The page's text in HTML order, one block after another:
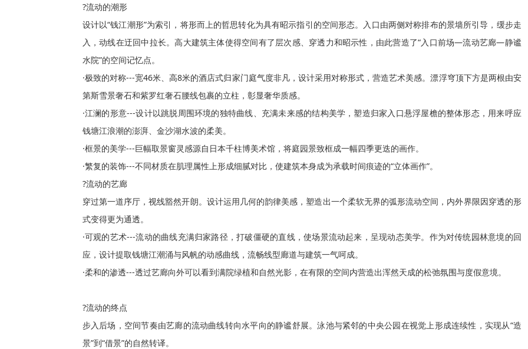
?流动的潮形
设计以“钱江潮形”为索引，将形而上的哲思转化为具有昭示指引的空间形态。入口由两侧对称排布的景墙所引导，缓步走
入，动线在迂回中拉长。高大建筑主体使得空间有了层次感、穿透力和昭示性，由此营造了“入口前场—流动艺廊—静谧
水院”的空间记忆点。
·极致的对称---宽46米、高8米的酒店式归家门庭气度非凡，设计采用对称形式，营造艺术美感。漂浮穹顶下方是两根由安
第斯雪景奢石和紫罗红奢石腰线包裹的立柱，彰显奢华质感。
·江澜的形意---设计以跳脱周围环境的独特曲线、充满未来感的结构美学，塑造归家入口悬浮屋檐的整体形态，用来呼应
钱塘江浪潮的澎湃、金沙湖水波的柔美。
·框景的美学---巨幅取景窗灵感源自日本千柱博美术馆，将庭园景致框成一幅四季更迭的画作。
·繁复的装饰---不同材质在肌理属性上形成细腻对比，使建筑本身成为承载时间痕迹的“立体画作”。
?流动的艺廊
穿过第一道序厅，视线豁然开朗。设计运用几何的韵律美感，塑造出一个柔软无界的弧形流动空间，内外界限因穿透的形
式变得更为通透。
·可观的艺术---流动的曲线充满归家路径，打破僵硬的直线，使场景流动起来，呈现动态美学。作为对传统园林意境的回
应，设计提取钱塘江潮涌与风帆的动感曲线，流畅线型廊道与建筑一气呵成。
·柔和的渗透---透过艺廊向外可以看到满院绿植和自然光影，在有限的空间内营造出浑然天成的松弛氛围与度假意境。
?流动的终点
步入后场，空间节奏由艺廊的流动曲线转向水平向的静谧舒展。泳池与紧邻的中央公园在视觉上形成连续性，实现从“造
景”到“借景”的自然转译。